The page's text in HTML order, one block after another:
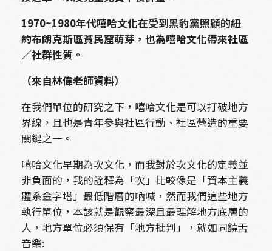
1970~1980年代嘻哈文化在受到黑豹黨照顧的紐
約布朗克斯區貧民窟萌芽，也為嘻哈文化帶來社區
／社群性質。
（來自林偉老師資料）
在我們單位的研究之下，嘻哈文化是可以打破地方
界線，且也是青年參與社區行動、社區營造的重要
關鍵之一。
嘻哈文化早期為次文化，而我對於次文化的定義並
非負面的，我的詮釋為「次」比較像是「資本主義
體系金字塔」最低階層的吶喊，然而我們這些地方
執行單位，本該就是觀察最深且最理解地方底層的
人，地方單位必須保有「地方批判」，就如同饒舌
音樂: